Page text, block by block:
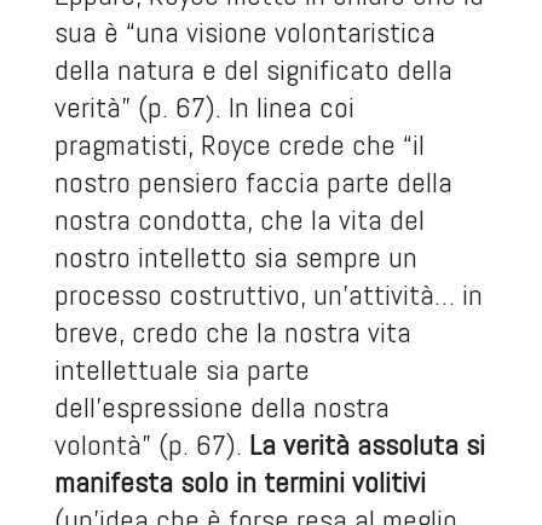
sua è “una visione volontaristica
della natura e del significato della
verità” (p. 67). In linea coi
pragmatisti, Royce crede che “il
nostro pensiero faccia parte della
nostra condotta, che la vita del
nostro intelletto sia sempre un
processo costruttivo, un’attività… in
breve, credo che la nostra vita
intellettuale sia parte
dell’espressione della nostra
volontà” (p. 67). La verità assoluta si
manifesta solo in termini volitivi